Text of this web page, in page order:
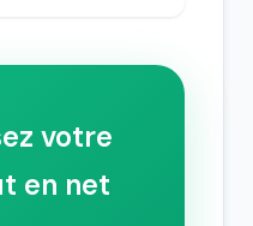
votre
en net